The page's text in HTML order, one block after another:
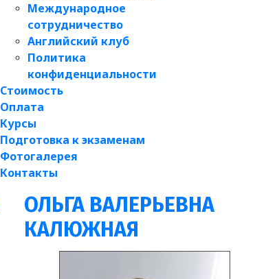
Международное
сотрудничество
Английский клуб
Политика
конфиденциальности
Стоимость
Оплата
Курсы
Подготовка к экзаменам
Фотогалерея
Контакты
ОЛЬГА ВАЛЕРЬЕВНА
КАЛЮЖНАЯ